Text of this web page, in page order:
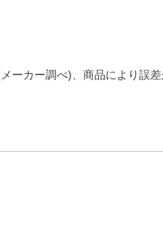
ーカー調べ)、商品により誤差